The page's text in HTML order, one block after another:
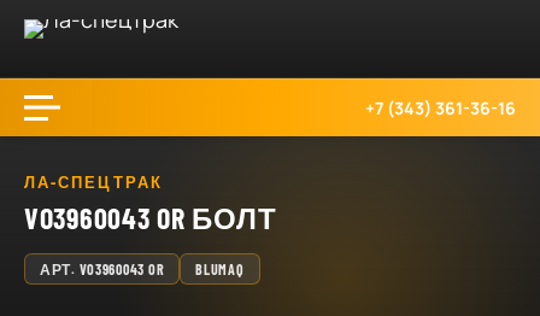
+7 (343) 361-36-16
ЛА-СПЕЦТРАК
VO3960043 OR БОЛТ
АРТ. VO3960043 OR BLUMAQ